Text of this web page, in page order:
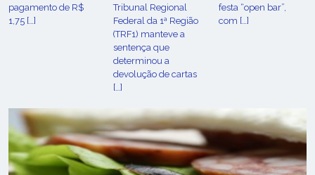
pagamento de R$
1,75 […]
Tribunal Regional
Federal da 1ª Região
(TRF1) manteve a
sentença que
determinou a
devolução de cartas
[…]
festa “open bar”,
com […]